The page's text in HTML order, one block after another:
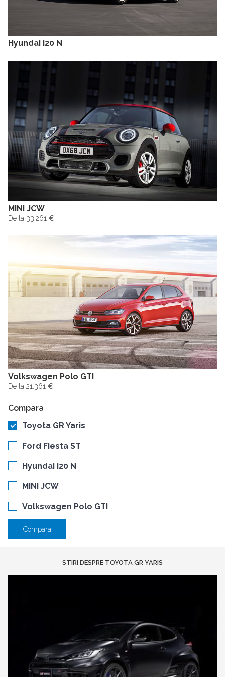
Hyundai i20 N
MINI JCW
De la 33.261 €
Volkswagen Polo GTI
De la 21.361 €
Compara
Toyota GR Yaris
Ford Fiesta ST
Hyundai i20 N
MINI JCW
Volkswagen Polo GTI
Compara
STIRI DESPRE TOYOTA GR YARIS